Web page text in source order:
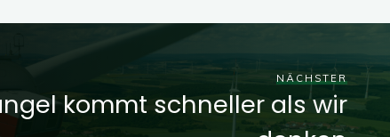
NÄCHSTER
kommt schneller als wir